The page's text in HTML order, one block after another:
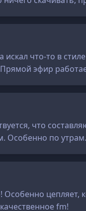
искал что-то в
эфир
что
Особенно по утрам.
Особенно цепляет,
fm!